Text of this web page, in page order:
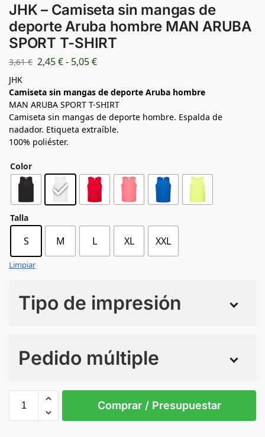
JHK – Camiseta sin mangas de
deporte Aruba hombre MAN ARUBA
SPORT T-SHIRT
3,61€ 2,45€- 5,05€
JHK
Camiseta sin mangas de deporte Aruba hombre
MAN ARUBA SPORT T-SHIRT
Camiseta sin mangas de deporte hombre. Espalda de
nadador. Etiqueta extraíble.
100% poliéster.
Color
Talla
S M L XL XXL
Limpiar
Tipo de impresión
Pedido múltiple
M
Comprar / Presupuestar